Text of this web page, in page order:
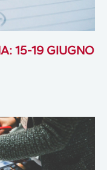
15-19 GIUGNO